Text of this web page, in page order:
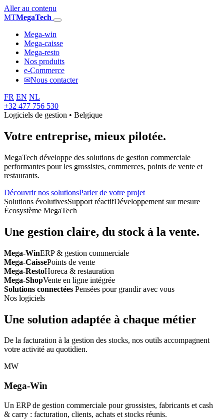
Aller au contenu
MTMegaTech
Mega-win
Mega-caisse
Mega-resto
Nos produits
e-Commerce
✉Nous contacter
FR EN NL
+32 477 756 530
Logiciels de gestion • Belgique
Votre entreprise, mieux pilotée.
MegaTech développe des solutions de gestion commerciale
performantes pour les grossistes, commerces, points de vente et
restaurants.
Découvrir nos solutionsParler de votre projet
Solutions évolutivesSupport réactifDéveloppement sur mesure
Écosystème MegaTech
Une gestion claire, du stock à la vente.
Mega-WinERP & gestion commerciale
Mega-CaissePoints de vente
Mega-RestoHoreca & restauration
Mega-ShopVente en ligne intégrée
Solutions connectées Pensées pour grandir avec vous
Nos logiciels
Une solution adaptée à chaque métier
De la facturation à la gestion des stocks, nos outils accompagnent
votre activité au quotidien.
MW
Mega-Win
Un ERP de gestion commerciale pour grossistes, fabricants et cash
& carry : facturation, clients, achats et stocks réunis.